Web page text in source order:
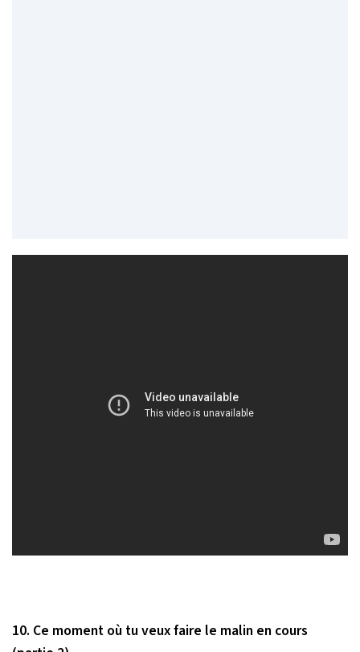
10. Ce moment où tu veux faire le malin en cours